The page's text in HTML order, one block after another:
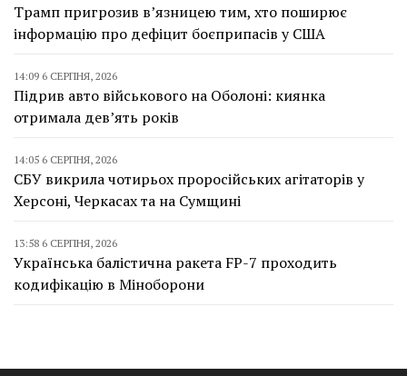
Трамп пригрозив в’язницею тим, хто поширює
інформацію про дефіцит боєприпасів у США
14:09 6 СЕРПНЯ, 2026
Підрив авто військового на Оболоні: киянка
отримала дев’ять років
14:05 6 СЕРПНЯ, 2026
СБУ викрила чотирьох проросійських агітаторів у
Херсоні, Черкасах та на Сумщині
13:58 6 СЕРПНЯ, 2026
Українська балістична ракета FP-7 проходить
кодифікацію в Міноборони